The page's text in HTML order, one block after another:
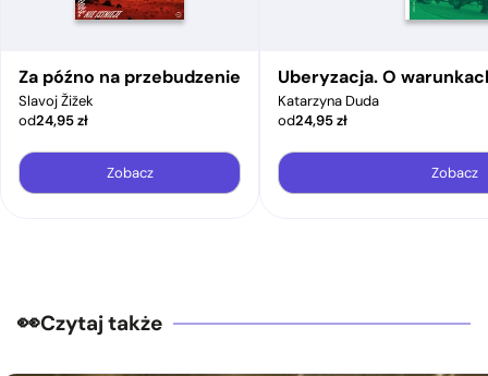
Za późno na przebudzenie
Slavoj Žižek
od24,95zł
Zobacz
Uberyzacja. O
Katarzyna Duda
od24,95zł
Zobacz
Czytaj także